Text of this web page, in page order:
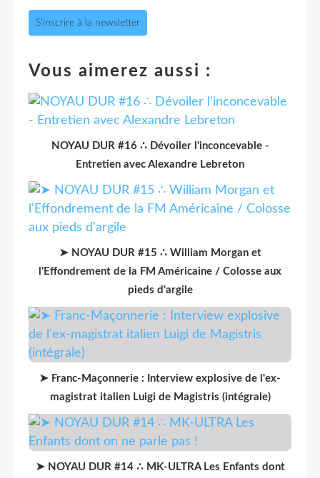
S'inscrire à la newsletter
Vous aimerez aussi :
NOYAU DUR #16 ∴ Dévoiler l'inconcevable -
Entretien avec Alexandre Lebreton
➤ NOYAU DUR #15 ∴ William Morgan et
l'Effondrement de la FM Américaine / Colosse aux
pieds d'argile
➤ Franc-Maçonnerie : Interview explosive de l'ex-
magistrat italien Luigi de Magistris (intégrale)
➤ NOYAU DUR #14 ∴ MK-ULTRA Les Enfants dont